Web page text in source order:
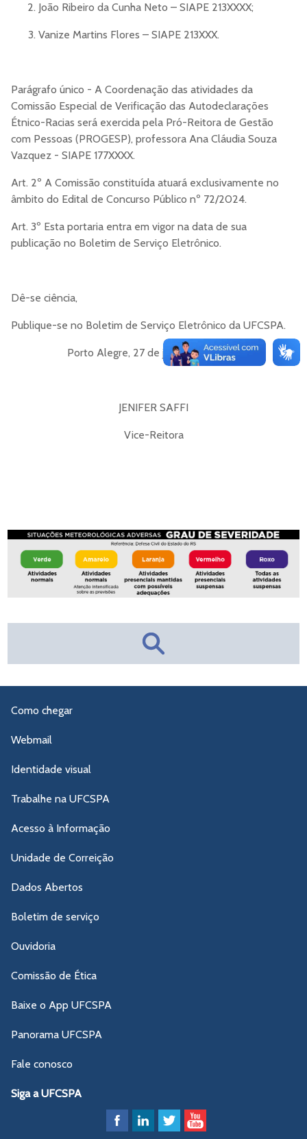
João Ribeiro da Cunha Neto – SIAPE 213XXXX;
Vanize Martins Flores – SIAPE 213XXX.
Parágrafo único - A Coordenação das atividades da
Comissão Especial de Verificação das Autodeclarações
Étnico-Racias será exercida pela Pró-Reitora de Gestão
com Pessoas (PROGESP), professora Ana Cláudia Souza
Vazquez - SIAPE 177XXXX.
Art. 2º A Comissão constituída atuará exclusivamente no
âmbito do Edital de Concurso Público nº 72/2024.
Art. 3º Esta portaria entra em vigor na data de sua
publicação no Boletim de Serviço Eletrônico.
Dê-se ciência,
Publique-se no Boletim de Serviço Eletrônico da UFCSPA.
Porto Alegre, 27 de janeiro de 2025.
JENIFER SAFFI
Vice-Reitora
Como chegar
Webmail
Identidade visual
Trabalhe na UFCSPA
Acesso à Informação
Unidade de Correição
Dados Abertos
Boletim de serviço
Ouvidoria
Comissão de Ética
Baixe o App UFCSPA
Panorama UFCSPA
Fale conosco
Siga a UFCSPA